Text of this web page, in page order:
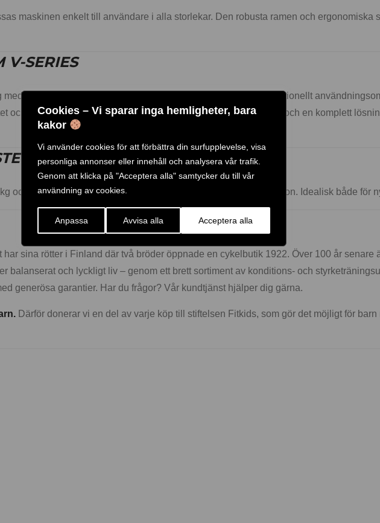
Cookies – Vi sparar inga hemligheter, bara
kakor
Vi använder cookies för att förbättra din surfupplevelse, visa
personliga annonser eller innehåll och analysera vår trafik.
Genom att klicka på "Acceptera alla" samtycker du till vår
användning av cookies.
Anpassa Avvisa alla Acceptera alla
maskinen enkelt till användare i alla storlekar. Den robusta ramen och ergonomiska
V-SERIES
platsbesparande design, ergonomisk precision och multifunktionellt
och flexibilitet inom alla budgetar. Serien ger ett enhetligt intryck och en komplett
– UPP TILL 120 KG
och erbjuder justering i steg om 2,5 eller 5 kg för exakt progression. Idealisk både för
har sina rötter i Finland där två bröder öppnade en cykelbutik 1922. Över 100 år senare
balanserat och lyckligt liv – genom ett brett sortiment av konditions- och
generösa garantier. Har du frågor? Vår kundtjänst hjälper dig gärna.
Därför donerar vi en del av varje köp till stiftelsen Fitkids, som gör det möjligt för